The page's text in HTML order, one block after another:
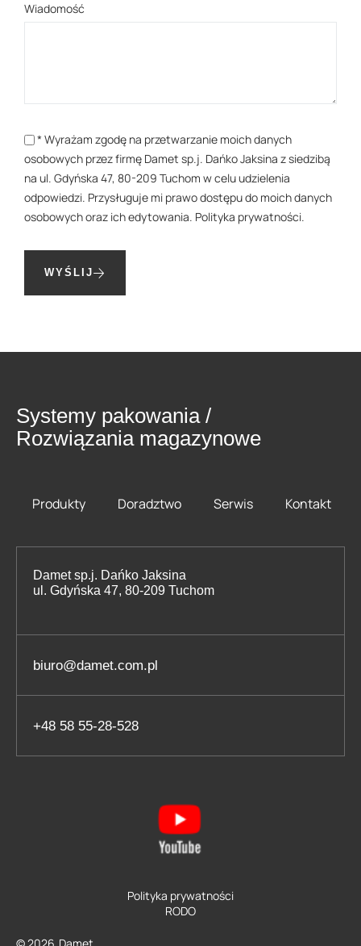
Wiadomość
* Wyrażam zgodę na przetwarzanie moich danych
osobowych przez firmę Damet sp.j. Dańko Jaksina z siedzibą
na ul. Gdyńska 47, 80-209 Tuchom w celu udzielenia
odpowiedzi. Przysługuje mi prawo dostępu do moich danych
osobowych oraz ich edytowania. Polityka prywatności.
WYŚLIJ
Systemy pakowania /
Rozwiązania magazynowe
Produkty Doradztwo Serwis Kontakt
Damet sp.j. Dańko Jaksina
ul. Gdyńska 47, 80-209 Tuchom
biuro@damet.com.pl
+48 58 55-28-528
RODO
Polityka prywatności